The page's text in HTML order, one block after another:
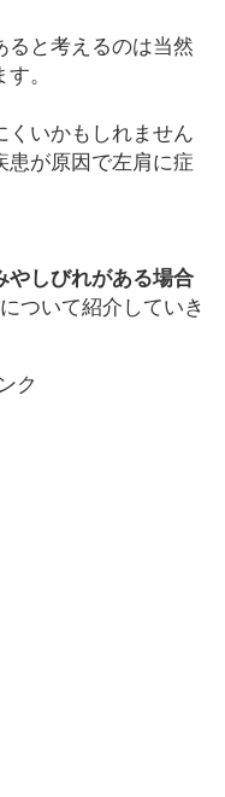
ると考えるのは当然
。
くいかもしれません
患が原因で左肩に症
やしびれがある場合
について紹介していき
ク